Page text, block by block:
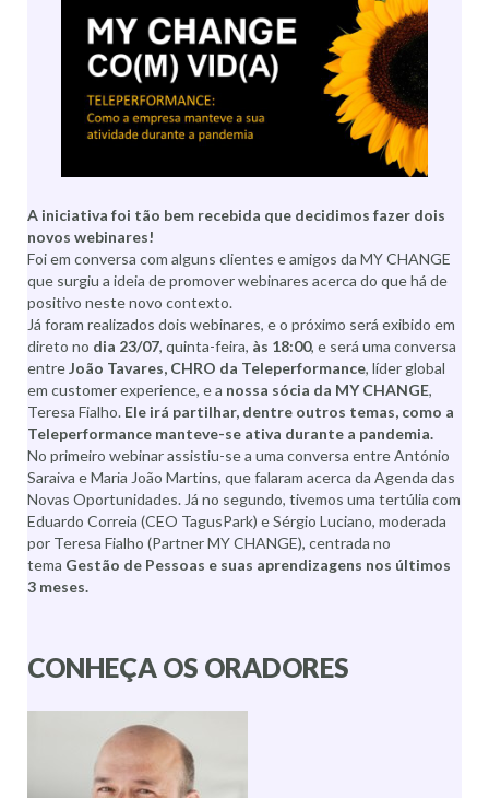
A iniciativa foi tão bem recebida que decidimos fazer dois
novos webinares!
Foi em conversa com alguns clientes e amigos da MY CHANGE
que surgiu a ideia de promover webinares acerca do que há de
positivo neste novo contexto.
Já foram realizados dois webinares, e o próximo será exibido em
direto no dia 23/07, quinta-feira, às 18:00, e será uma conversa
entreJoão Tavares, CHRO da Teleperformance, líder global
em customer experience, e a nossa sócia da MY CHANGE,
Teresa Fialho. Ele irá partilhar, dentre outros temas, como a
Teleperformance manteve-se ativa durante a pandemia.
No primeiro webinar assistiu-se a uma conversa entre António
Saraiva e Maria João Martins, que falaram acerca da Agenda das
Novas Oportunidades. Já no segundo, tivemos uma tertúlia com
Eduardo Correia (CEO TagusPark) e Sérgio Luciano, moderada
por Teresa Fialho (Partner MY CHANGE), centrada no
tema Gestão de Pessoas e suas aprendizagens nos últimos
3 meses.
CONHEÇA OS ORADORES